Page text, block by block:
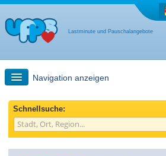
Lastminute und Pauschalangebote
Navigation anzeigen
Schnellsuche
Reise: Landkarten-Suche
Schnellsuche: